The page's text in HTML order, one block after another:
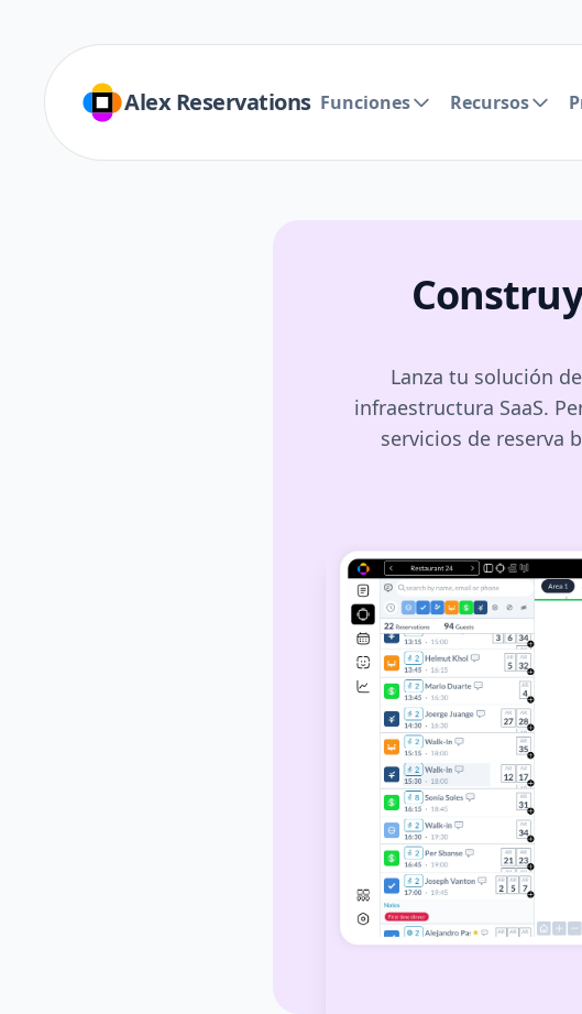
Alex Reservations Funciones Recursos
Lanza tu solución
infraestructura SaaS.
servicios de reserva